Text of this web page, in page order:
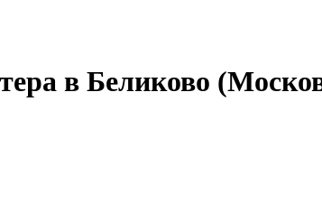
в Беликово